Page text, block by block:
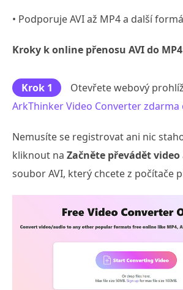
• Podporuje AVI až MP4 a další
Kroky k online přenosu AVI do
Krok 1
Otevřete webový
ArkThinker Video Converter zdarma
Nemusíte se registrovat ani nic
kliknout na Začněte převádět video
soubor AVI, který chcete z počítače